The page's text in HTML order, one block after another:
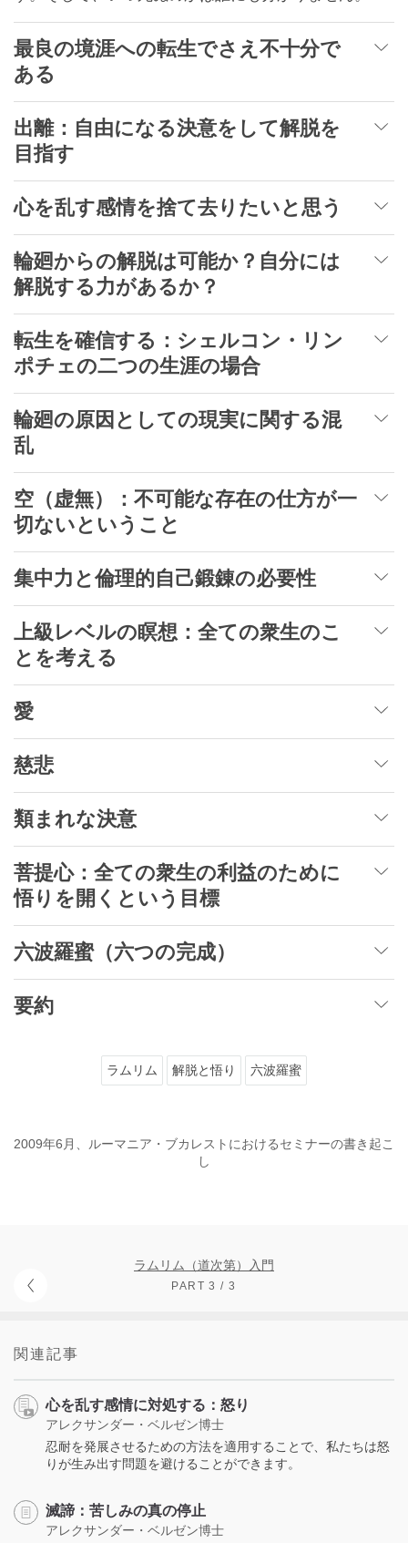
最良の境涯への転生でさえ不十分で
ある
出離：自由になる決意をして解脱を
目指す
心を乱す感情を捨て去りたいと思う
輪廻からの解脱は可能か？自分には
解脱する力があるか？
転生を確信する：シェルコン・リン
ポチェの二つの生涯の場合
輪廻の原因としての現実に関する混
乱
空（虚無）：不可能な存在の仕方が一
切ないということ
集中力と倫理的自己鍛錬の必要性
上級レベルの瞑想：全ての衆生のこ
とを考える
愛
慈悲
類まれな決意
菩提心：全ての衆生の利益のために
悟りを開くという目標
六波羅蜜（六つの完成）
要約
ラムリム 解脱と悟り 六波羅蜜
2009年6月、ルーマニア・ブカレストにおけるセミナーの書き起こ
し
ラムリム（道次第）入門
PART 3 / 3
関連記事
心を乱す感情に対処する：怒り
アレクサンダー・ベルゼン博士
忍耐を発展させるための方法を適用することで、私たちは怒
りが生み出す問題を避けることができます。
滅諦：苦しみの真の停止
アレクサンダー・ベルゼン博士